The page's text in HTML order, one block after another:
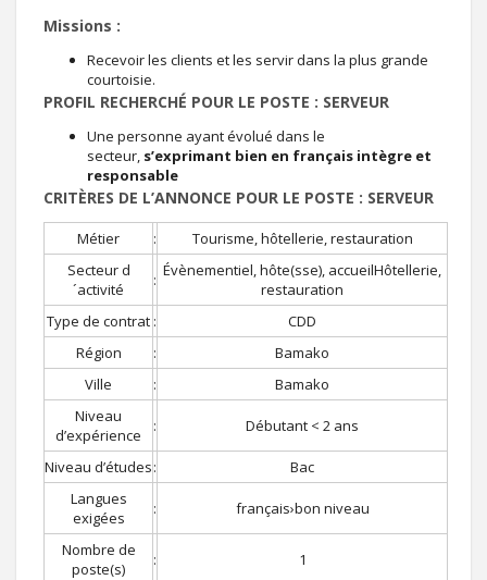
Missions :
Recevoir les clients et les servir dans la plus grande
courtoisie.
PROFIL RECHERCHÉ POUR LE POSTE : SERVEUR
Une personne ayant évolué dans le
secteur, s’exprimant bien en français intègre et
responsable
CRITÈRES DE L’ANNONCE POUR LE POSTE : SERVEUR
Métier :
Tourisme, hôtellerie, restauration
Secteur d
´activité
: Évènementiel, hôte(sse), accueilHôtellerie,
restauration
Type de contrat :
CDD
Région
:
Bamako
Ville
:
Bamako
Niveau
d’expérience
: Débutant < 2 ans
Niveau d’études:
Bac
Langues
exigées
: français›bon niveau
Nombre de
poste(s)
: 1